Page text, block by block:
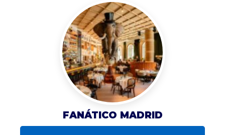
FANÁTICO MADRID